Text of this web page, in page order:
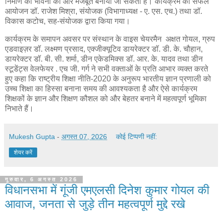
आयोजन डॉ. राजेश मिश्रा, संयोजक (विभागाध्यक्ष - ए. एस. एच.) तथा डॉ.
विकास कटोच, सह-संयोजक द्वारा किया गया।
कार्यक्रम के समापन अवसर पर संस्थान के वाइस चेयरमैन अक्षत गोयल, ग्रुप
एडवाइज़र डॉ. लक्ष्मण प्रसाद, एक्जीक्यूटिव डायरेक्टर डॉ. डी. के. चौहान,
डायरेक्टर डॉ. बी. सी. शर्मा, डीन एकेडमिक्स डॉ. आर. के. यादव तथा डीन
स्टूडेंट्स वेलफेयर . एच जी. गर्ग ने सभी वक्ताओं के प्रति आभार व्यक्त करते
हुए कहा कि राष्ट्रीय शिक्षा नीति-2020 के अनुरूप भारतीय ज्ञान प्रणाली को
उच्च शिक्षा का हिस्सा बनाना समय की आवश्यकता है और ऐसे कार्यक्रम
शिक्षकों के ज्ञान और शिक्षण कौशल को और बेहतर बनाने में महत्वपूर्ण भूमिका
निभाते हैं।
Mukesh Gupta - अगस्त 07, 2026 कोई टिप्पणी नहीं:
शेयर करें
गुरुवार, 6 अगस्त 2026
विधानसभा में गूंजी एमएलसी दिनेश कुमार गोयल की
आवाज, जनता से जुड़े तीन महत्वपूर्ण मुद्दे रखे